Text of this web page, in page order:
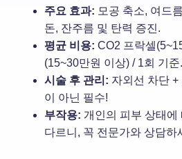
주요 효과: 모공 축소, 여드
돈, 잔주름 및 탄력 증진.
평균 비용: CO2 프락셀
(15~30만원 이상) / 1회 기준.
시술 후 관리: 자외선 차단 +
이 아닌 필수!
부작용: 개인의 피부 상태에
다르니 , 꼭 전문가와 상담하